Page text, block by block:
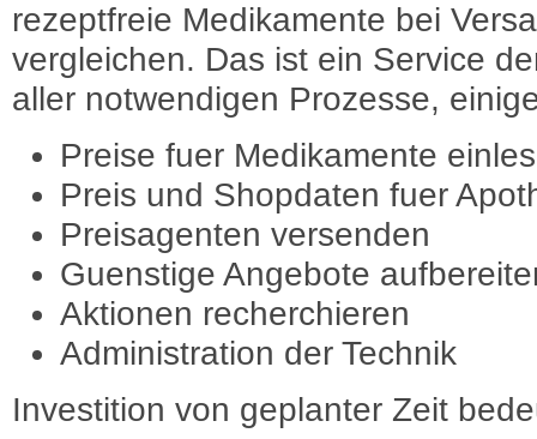
rezeptfreie Medikamente bei
vergleichen. Das ist ein Service
aller notwendigen Prozesse,
Preise fuer Medikamente
Preis und Shopdaten fuer
Preisagenten versenden
Guenstige Angebote
Aktionen recherchieren
Administration der Technik
Investition von geplanter Zeit